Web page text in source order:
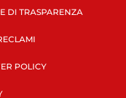
DI TRASPARENZA
POLICY